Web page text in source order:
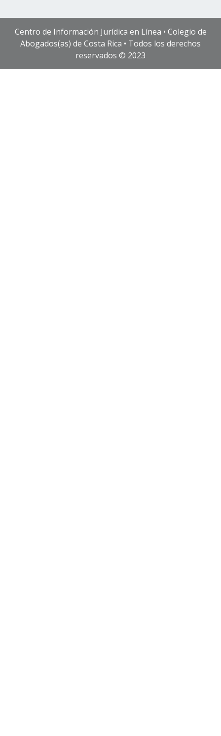
Centro de Información Jurídica en Línea • Colegio de
Abogados(as) de Costa Rica • Todos los derechos
reservados © 2023